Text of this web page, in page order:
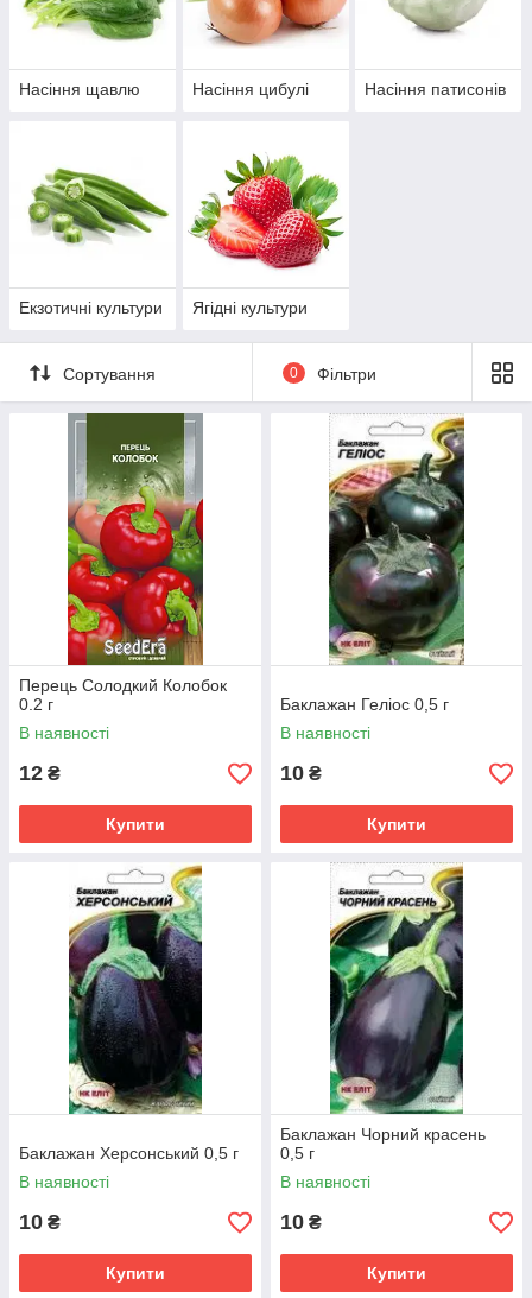
Насіння щавлю Насіння цибулі Насіння патисонів
Екзотичні культури Ягідні культури
Сортування 0 Фільтри
Перець Солодкий Колобок
0.2 г
В наявності
12 ₴
Купити
Баклажан Геліос 0,5 г
В наявності
10 ₴
Купити
Баклажан Херсонський 0,5 г
В наявності
10 ₴
Купити
Баклажан Чорний красень
0,5 г
В наявності
10 ₴
Купити